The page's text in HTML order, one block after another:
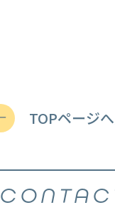
TOPページ